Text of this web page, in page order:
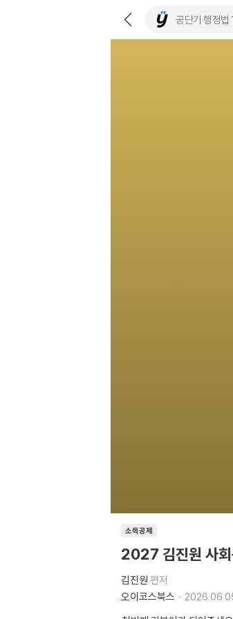
소득공제
2027 김진원 사
김진원 편저
오이코스북스